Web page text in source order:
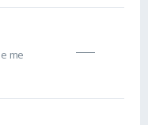
me